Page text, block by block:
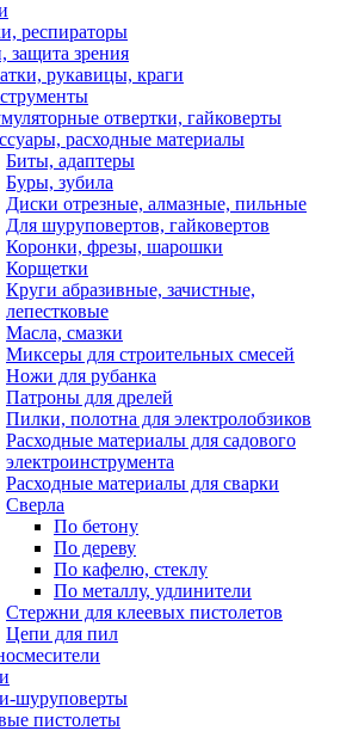
респираторы
защита зрения
рукавицы, краги
отвертки, гайковерты
расходные материалы
Биты, адаптеры
Буры, зубила
Диски отрезные, алмазные, пильные
Для шуруповертов, гайковертов
Коронки, фрезы, шарошки
Корщетки
Круги абразивные, зачистные,
лепестковые
Масла, смазки
Миксеры для строительных смесей
Ножи для рубанка
Патроны для дрелей
Пилки, полотна для электролобзиков
Расходные материалы для садового
электроинструмента
Расходные материалы для сварки
Сверла
По бетону
По дереву
По кафелю, стеклу
По металлу, удлинители
Стержни для клеевых пистолетов
Цепи для пил
шуруповерты
пистолеты